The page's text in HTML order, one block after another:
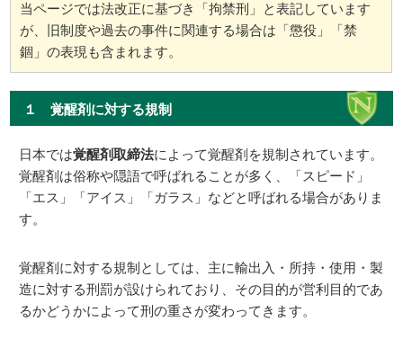
当ページでは法改正に基づき「拘禁刑」と表記しています
が、旧制度や過去の事件に関連する場合は「懲役」「禁
錮」の表現も含まれます。
１ 覚醒剤に対する規制
日本では覚醒剤取締法によって覚醒剤を規制されています。
覚醒剤は俗称や隠語で呼ばれることが多く、「スピード」
「エス」「アイス」「ガラス」などと呼ばれる場合がありま
す。
覚醒剤に対する規制としては、主に輸出入・所持・使用・製
造に対する刑罰が設けられており、その目的が営利目的であ
るかどうかによって刑の重さが変わってきます。